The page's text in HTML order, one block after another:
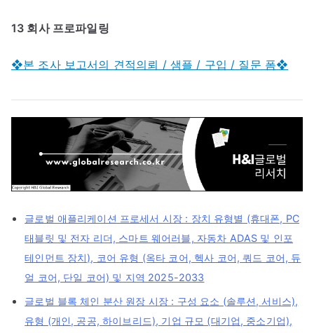
13 회사 프로파일링
❖본 조사 보고서의 견적의뢰 / 샘플 / 구입 / 질문 폼❖
글로벌 애플리케이션 프로세서 시장 : 장치 유형별 (휴대폰, PC
태블릿 및 전자 리더, 스마트 웨어러블, 자동차 ADAS 및 인포
테인먼트 장치), 코어 유형 (옥타 코어, 헥사 코어, 쿼드 코어, 듀
얼 코어, 단일 코어) 및 지역 2025-2033
글로벌 블록 체인 분산 원장 시장 : 구성 요소 (솔루션, 서비스),
유형 (개인, 공공, 하이브리드), 기업 규모 (대기업, 중소기업),